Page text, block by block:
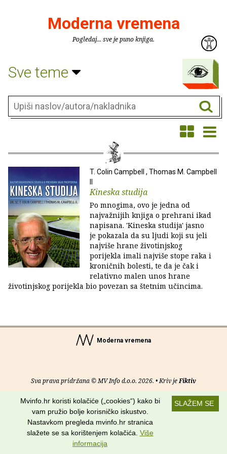
Moderna vremena
Pogledaj... sve je puno knjiga.
Sve teme
T. Colin Campbell , Thomas M. Campbell
Kineska studija
Po mnogima, ovo je jedna od
najvažnijih knjiga o prehrani ikad
napisana. 'Kineska studija' jasno
je pokazala da su ljudi koji su jeli
najviše hrane životinjskog
porijekla imali najviše stope raka i
kroničnih bolesti, te da je čak i
relativno malen unos hrane
životinjskog porijekla bio povezan sa štetnim učincima.
Moderna vremena
Sva prava pridržana © MV Info d.o.o. 2026. • Kriv jeFiktiv
O nama• Pomoć•Uvjeti korištenja•RSS kanali
Potraži nas na:
SLAŽEM SE
Mvinfo.hr koristi kolačiće („cookies“) kako bi
vam pružio bolje korisničko iskustvo.
Nastavkom pregleda mvinfo.hr stranica
slažete se sa korištenjem kolačića. Više
informacija